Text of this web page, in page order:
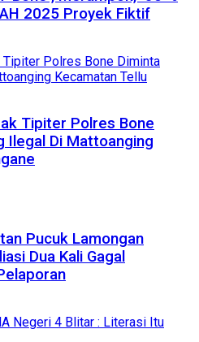
2025 Proyek Fiktif
Tipiter Polres Bone
Ilegal Di Mattoanging
Pucuk Lamongan
Dua Kali Gagal